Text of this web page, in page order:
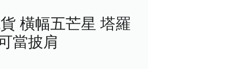
橫幅五芒星 塔羅
當披肩